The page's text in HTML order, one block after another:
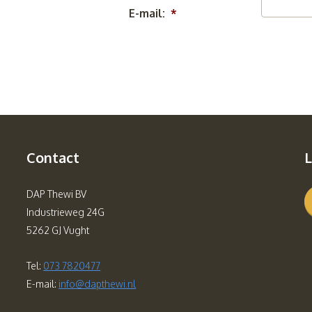
E-mail: *
Contact
DAP Thewi BV
Industrieweg 24G
5262 GJ Vught
Tel: 073 7820477
E-mail: info@dapthewi.nl